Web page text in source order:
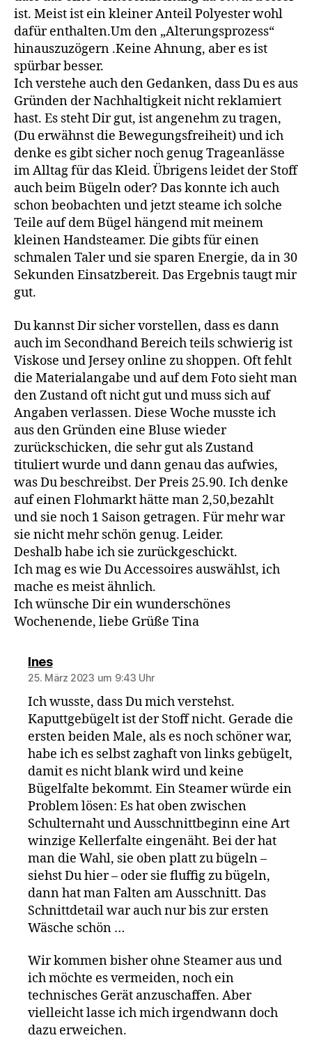
ist. Meist ist ein kleiner Anteil Polyester wohl
dafür enthalten.Um den „Alterungsprozess“
hinauszuzögern .Keine Ahnung, aber es ist
spürbar besser.
Ich verstehe auch den Gedanken, dass Du es aus
Gründen der Nachhaltigkeit nicht reklamiert
hast. Es steht Dir gut, ist angenehm zu tragen,
(Du erwähnst die Bewegungsfreiheit) und ich
denke es gibt sicher noch genug Trageanlässe
im Alltag für das Kleid. Übrigens leidet der Stoff
auch beim Bügeln oder? Das konnte ich auch
schon beobachten und jetzt steame ich solche
Teile auf dem Bügel hängend mit meinem
kleinen Handsteamer. Die gibts für einen
schmalen Taler und sie sparen Energie, da in 30
Sekunden Einsatzbereit. Das Ergebnis taugt mir
gut.
Du kannst Dir sicher vorstellen, dass es dann
auch im Secondhand Bereich teils schwierig ist
Viskose und Jersey online zu shoppen. Oft fehlt
die Materialangabe und auf dem Foto sieht man
den Zustand oft nicht gut und muss sich auf
Angaben verlassen. Diese Woche musste ich
aus den Gründen eine Bluse wieder
zurückschicken, die sehr gut als Zustand
tituliert wurde und dann genau das aufwies,
was Du beschreibst. Der Preis 25.90. Ich denke
auf einen Flohmarkt hätte man 2,50,bezahlt
und sie noch 1 Saison getragen. Für mehr war
sie nicht mehr schön genug. Leider.
Deshalb habe ich sie zurückgeschickt.
Ich mag es wie Du Accessoires auswählst, ich
mache es meist ähnlich.
Ich wünsche Dir ein wunderschönes
Wochenende, liebe Grüße Tina
Inessagt:
25. März 2023 um 9:43 Uhr
Ich wusste, dass Du mich verstehst.
Kaputtgebügelt ist der Stoff nicht. Gerade die
ersten beiden Male, als es noch schöner war,
habe ich es selbst zaghaft von links gebügelt,
damit es nicht blank wird und keine
Bügelfalte bekommt. Ein Steamer würde ein
Problem lösen: Es hat oben zwischen
Schulternaht und Ausschnittbeginn eine Art
winzige Kellerfalte eingenäht. Bei der hat
man die Wahl, sie oben platt zu bügeln –
siehst Du hier – oder sie fluffig zu bügeln,
dann hat man Falten am Ausschnitt. Das
Schnittdetail war auch nur bis zur ersten
Wäsche schön …
Wir kommen bisher ohne Steamer aus und
ich möchte es vermeiden, noch ein
technisches Gerät anzuschaffen. Aber
vielleicht lasse ich mich irgendwann doch
dazu erweichen.